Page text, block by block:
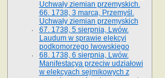
Uchwały ziemian przemyskich­­.
66. 1738, 3 marca, Przemyśl.
Uchwały ziemian przemyskich­
67. 1738, 5 sierpnia, Lwów.
Laudum w sprawie elekcyi
podkomorzego lwowskiego
68. 1738, 6 sierpnia, Lwów.
Manifestacya przeciw udziałowi
w elekcyach sejmikowych z